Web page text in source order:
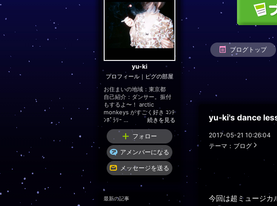
ブログトップ
yu-ki's dance
2017-05-21 10:26:04
テーマ： ブログ
今回は超ミュージカ
yu-ki
プロフィール ｜ ピグの部屋
お住まいの地域： 東京都
自己紹介：ダンサー。振付
もするよ〜！ arctic
monkeys がすごく好き ｺﾝﾃ
ﾝﾎﾟﾗﾘｰ ...
続きを見る
フォロー
アメンバーになる
メッセージを送る
最新の記事